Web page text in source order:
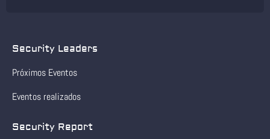
Security Leaders
Próximos Eventos
Eventos realizados
Security Report